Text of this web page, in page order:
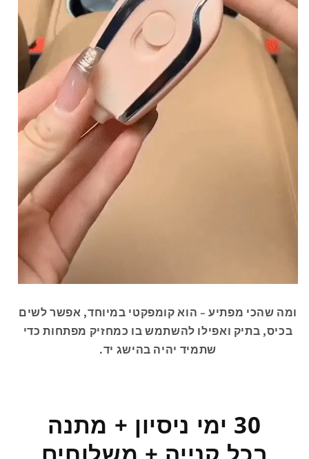
ומה שהכי מפתיע – הוא קומפקטי במיוחד, אפשר לשים
בכיס, בתיק ואפילו להשתמש בו כמחזיק מפתחות כדי
שתמיד יהיה בהישג יד.
30 ימי ניסיון + מתנה